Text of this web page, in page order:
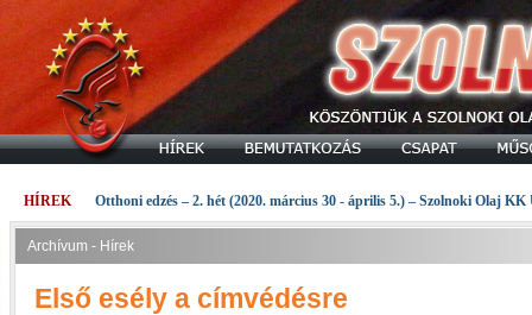
HÍREK Otthoni edzés – 2. hét (2020. március 30 - április 5.) – Szolnoki Olaj KK
Archívum - Hírek
Első esély a címvédésre